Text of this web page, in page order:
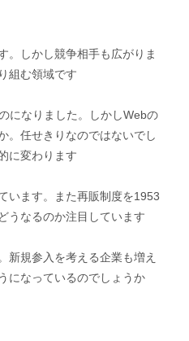
。しかし競争相手も広がりま
組む領域です
になりました。しかしWebの
。任せきりなのではないでし
に変わります
います。また再販制度を1953
うなるのか注目しています
規参入を考える企業も増え
になっているのでしょうか